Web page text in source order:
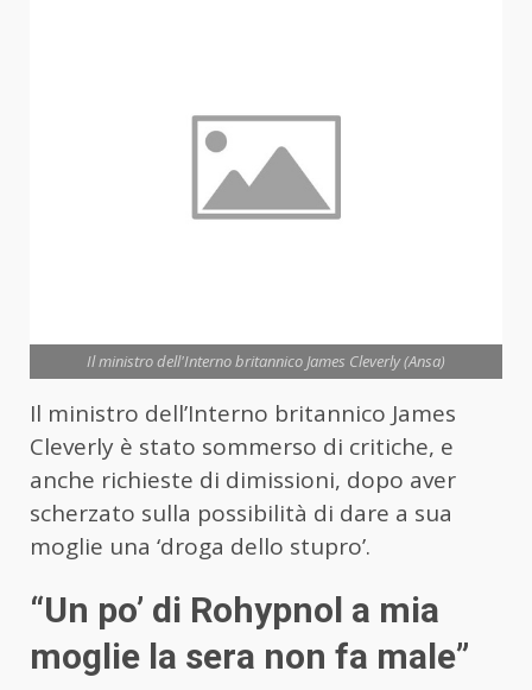
Il ministro dell'Interno britannico James Cleverly (Ansa)
Il ministro dell’Interno britannico James
Cleverly è stato sommerso di critiche, e
anche richieste di dimissioni, dopo aver
scherzato sulla possibilità di dare a sua
moglie una ‘droga dello stupro’.
“Un po’ di Rohypnol a mia
moglie la sera non fa male”